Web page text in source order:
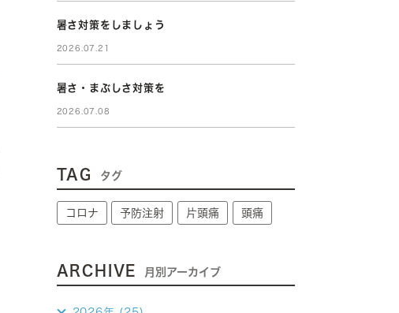
暑さ対策をしましょう
2026.07.21
暑さ・まぶしさ対策を
2026.07.08
TAG タグ
コロナ 予防注射 片頭痛 頭痛
ARCHIVE 月別アーカイブ